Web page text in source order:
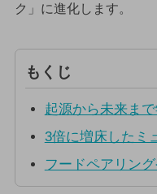
ク」に進化します。
もくじ
起源から未来ま
3倍に増床したミ
フードペアリン